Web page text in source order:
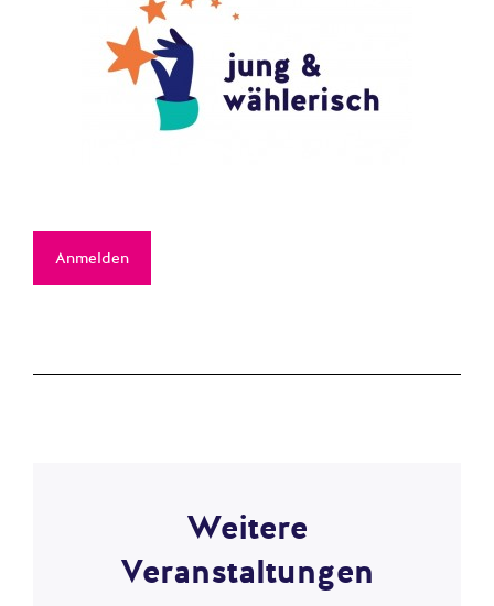
Anmelden
Weitere
Veranstaltungen